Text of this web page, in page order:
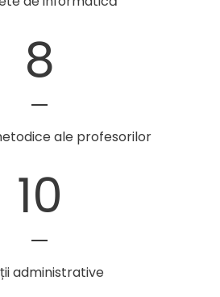
8
ale profesorilor
10
administrative